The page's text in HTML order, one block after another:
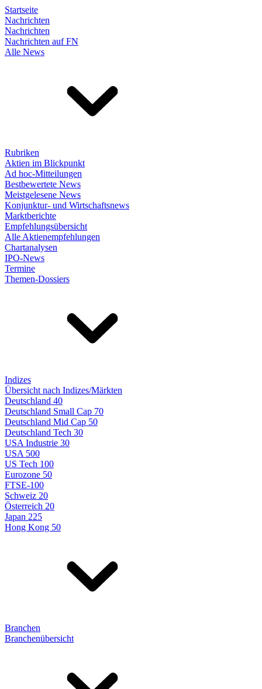
Startseite
Nachrichten
Nachrichten
Nachrichten auf FN
Alle News
Rubriken
Aktien im Blickpunkt
Ad hoc-Mitteilungen
Bestbewertete News
Meistgelesene News
Konjunktur- und Wirtschaftsnews
Marktberichte
Empfehlungsübersicht
Alle Aktienempfehlungen
Chartanalysen
IPO-News
Termine
Themen-Dossiers
Indizes
Übersicht nach Indizes/Märkten
Deutschland 40
Deutschland Small Cap 70
Deutschland Mid Cap 50
Deutschland Tech 30
USA Industrie 30
USA 500
US Tech 100
Eurozone 50
FTSE-100
Schweiz 20
Österreich 20
Japan 225
Hong Kong 50
Branchen
Branchenübersicht